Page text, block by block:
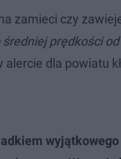
zamieci czy
prędkości
dla powiatu